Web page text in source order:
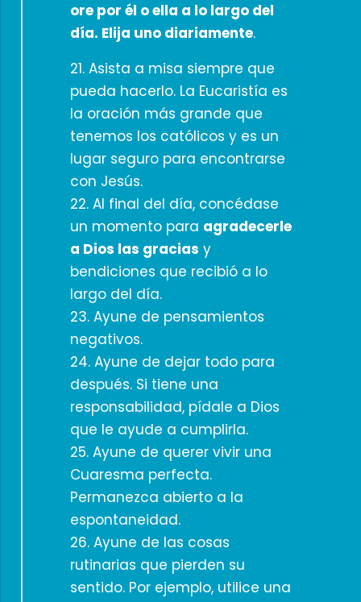
ore por él o ella a lo largo del
día. Elija uno diariamente.
21. Asista a misa siempre que
pueda hacerlo. La Eucaristía es
la oración más grande que
tenemos los católicos y es un
lugar seguro para encontrarse
con Jesús.
22. Al final del día, concédase
un momento para agradecerle
a Dios las gracias y
bendiciones que recibió a lo
largo del día.
23. Ayune de pensamientos
negativos.
24. Ayune de dejar todo para
después. Si tiene una
responsabilidad, pídale a Dios
que le ayude a cumplirla.
25. Ayune de querer vivir una
Cuaresma perfecta.
Permanezca abierto a la
espontaneidad.
26. Ayune de las cosas
rutinarias que pierden su
sentido. Por ejemplo, utilice una